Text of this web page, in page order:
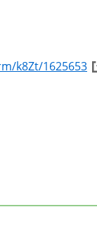
k8Zt/1625653